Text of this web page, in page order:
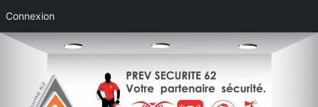
Connexion
Aller